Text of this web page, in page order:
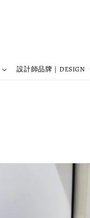
設計師品牌｜DESIGN